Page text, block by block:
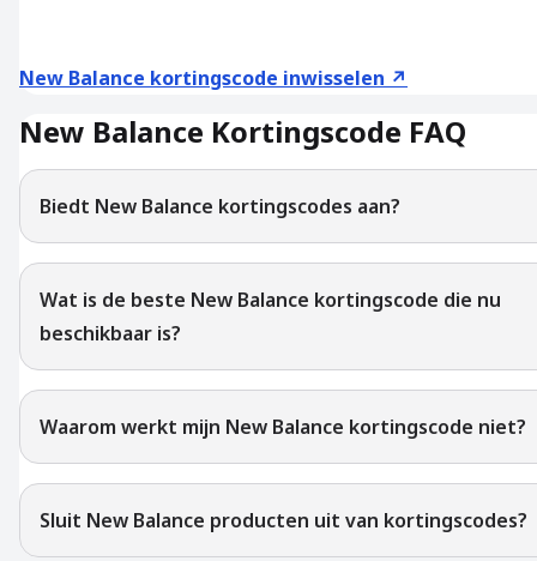
New Balance kortingscode inwisselen ↗
New Balance Kortingscode FAQ
Biedt New Balance kortingscodes aan?
Wat is de beste New Balance kortingscode die nu
beschikbaar is?
Waarom werkt mijn New Balance kortingscode niet?
Sluit New Balance producten uit van kortingscodes?